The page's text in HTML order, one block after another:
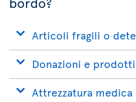
Articoli fragili o
Donazioni e
Attrezzatura medica